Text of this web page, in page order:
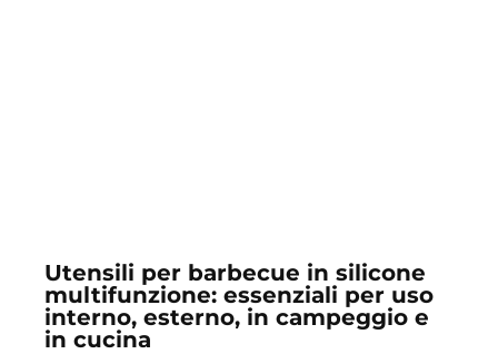
Utensili per barbecue in silicone
multifunzione: essenziali per uso
interno, esterno, in campeggio e
in cucina